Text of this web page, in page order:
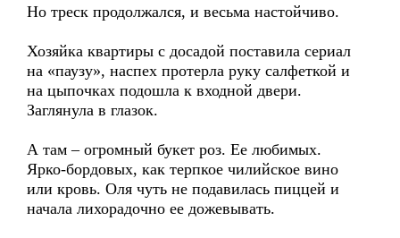
Но треск продолжался, и весьма настойчиво.
Хозяйка квартиры с досадой поставила сериал
на «паузу», наспех протерла руку салфеткой и
на цыпочках подошла к входной двери.
Заглянула в глазок.
А там – огромный букет роз. Ее любимых.
Ярко-бордовых, как терпкое чилийское вино
или кровь. Оля чуть не подавилась пиццей и
начала лихорадочно ее дожевывать.